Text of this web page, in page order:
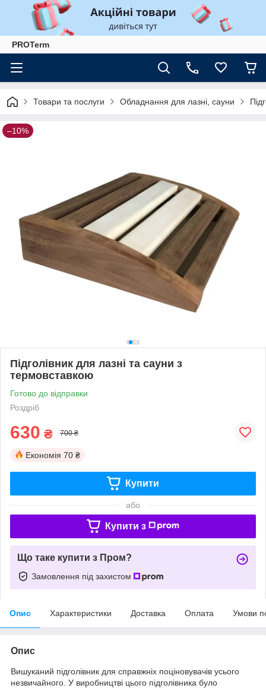
PROTerm
Товари та послуги Обладнання для лазні, сауни
–10%
Підголівник для лазні та сауни з
термовставкою
Готово до відправки
Роздріб
630 ₴ 700 ₴
Економія 70 ₴
Купити
або
Купити з
Що таке купити з Пром?
Замовлення під захистом
Опис Характеристики Доставка Оплата Умови
Опис
Вишуканий підголівник для справжніх поціновувачів усього
незвичайного. У виробництві цього підголівника було